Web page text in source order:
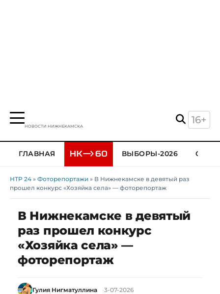
НОВОСТИ НИЖНЕКАМСКА
16+
ГЛАВНАЯ ВЫБОРЫ-2026
НТР 24 » Фоторепортажи » В Нижнекамске в девятый раз
прошел конкурс «Хозяйка села» — фоторепортаж
В Нижнекамске в девятый
раз прошел конкурс
«Хозяйка села» —
фоторепортаж
Гулия Нигматуллина 3-07-2026